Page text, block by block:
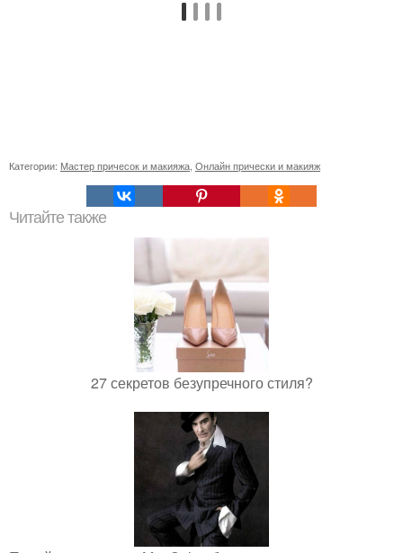
Категории: Мастер причесок и макияжа, Онлайн прически и макияж
Читайте также
27 секретов безупречного стиля?